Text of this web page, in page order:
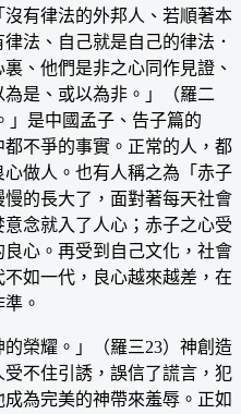
有律法的外邦人、若順著本
法、自己就是自己的律法．
、他們是非之心同作見證、
是、或以為非。」（羅二
」是中國孟子、告子篇的
不爭的事實。正常的人，都
做人。也有人稱之為「赤子
的長大了，面對著每天社會
念就入了人心；赤子之心受
心。再受到自己文化，社會
如一代，良心越來越差，在
。
榮耀。」（羅三23）神創造
不住引誘，誤信了謊言，犯
為完美的神帶來羞辱。正如